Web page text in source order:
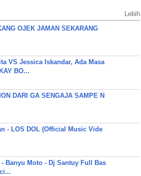
Lebih
OJEK JAMAN SEKARANG
VS Jessica Iskandar, Ada Masa
BO...
DARI GA SENGAJA SAMPE N
- LOS DOL (Official Music Vide
Banyu Moto - Dj Santuy Full Bas